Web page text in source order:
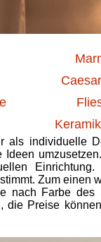
als individuelle
Ideen
Zum einen
nach Farbe des
die Preise